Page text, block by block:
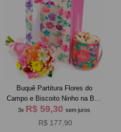
Buquê Partitura Flores do
Campo e Biscoito Ninho na Bag
Pétalas
3x R$ 59,30sem juros
R$ 177,90